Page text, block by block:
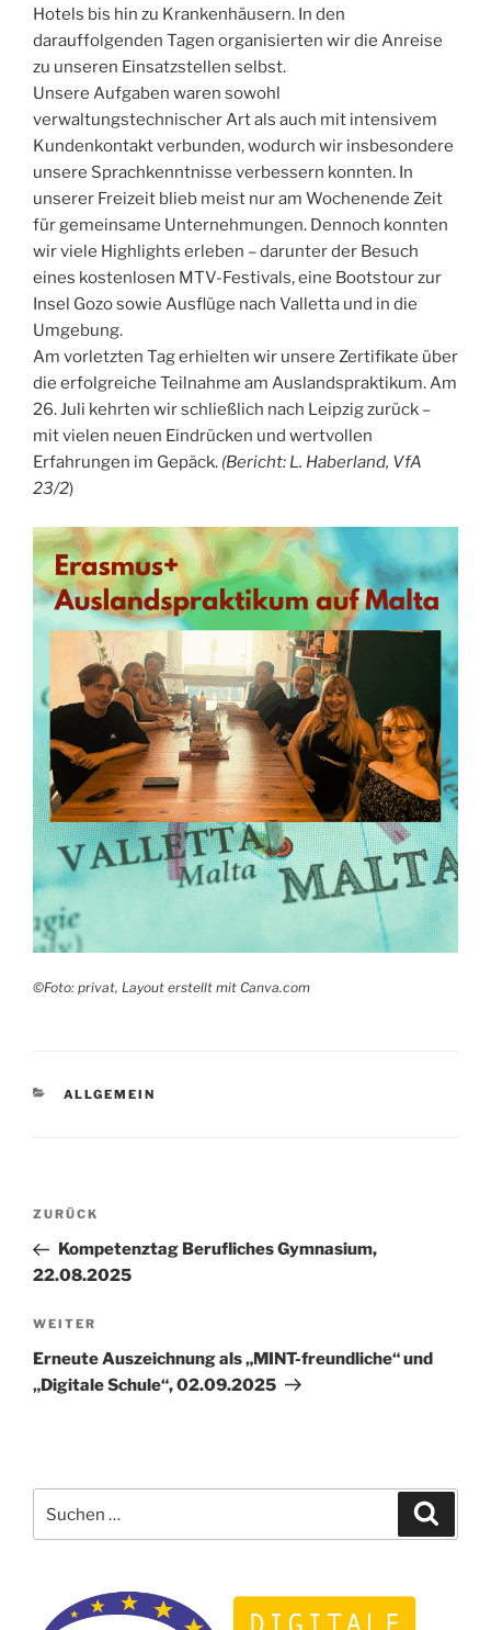
Hotels bis hin zu Krankenhäusern. In den
darauffolgenden Tagen organisierten wir die Anreise
zu unseren Einsatzstellen selbst.
Unsere Aufgaben waren sowohl
verwaltungstechnischer Art als auch mit intensivem
Kundenkontakt verbunden, wodurch wir insbesondere
unsere Sprachkenntnisse verbessern konnten. In
unserer Freizeit blieb meist nur am Wochenende Zeit
für gemeinsame Unternehmungen. Dennoch konnten
wir viele Highlights erleben – darunter der Besuch
eines kostenlosen MTV-Festivals, eine Bootstour zur
Insel Gozo sowie Ausflüge nach Valletta und in die
Umgebung.
Am vorletzten Tag erhielten wir unsere Zertifikate über
die erfolgreiche Teilnahme am Auslandspraktikum. Am
26. Juli kehrten wir schließlich nach Leipzig zurück –
mit vielen neuen Eindrücken und wertvollen
Erfahrungen im Gepäck. (Bericht: L. Haberland, VfA
23/2)
©Foto: privat, Layout erstellt mit Canva.com
KATEGORIEN
ALLGEMEIN
Beitragsnavigation
Vorheriger
Beitrag
ZURÜCK
Kompetenztag Berufliches Gymnasium,
22.08.2025
Nächster
Beitrag
WEITER
Erneute Auszeichnung als „MINT-freundliche“ und
„Digitale Schule“, 02.09.2025
nach: